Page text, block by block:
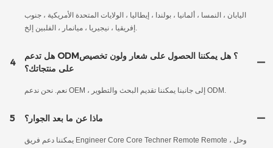
اليابان ، النمسا ، ألمانيا ، بولندا ، إيطاليا ، الولايات المتحدة الأمريكية ، جنوب
إفريقيا ، نيجيريا ، ميانمار ، الفلبين إلخ.
4
هل تدعم ODM؟ هل يمكننا الحصول على شعار ولون تخصيص
على منتجاتك؟
نعم. نحن ندعم OEM ، إلى جانبنا يمكننا تقديم البحث والتطوير ODM.
5 ماذا عن ما بعد الجوار؟
يمكننا دعم فريق Engineer Core Core Techner Remote Remote ، وحل